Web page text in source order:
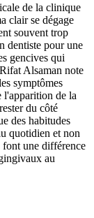
de la clinique
clair se dégage
souvent trop
dentiste pour une
gencives qui
Alsaman note
symptômes
l'apparition de la
du côté
des habitudes
quotidien et non
font une différence
au